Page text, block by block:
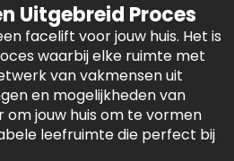
Uitgebreid Proces
facelift voor jouw huis. Het is
waarbij elke ruimte met
van vakmensen uit
en mogelijkheden van
jouw huis om te vormen
leefruimte die perfect bij